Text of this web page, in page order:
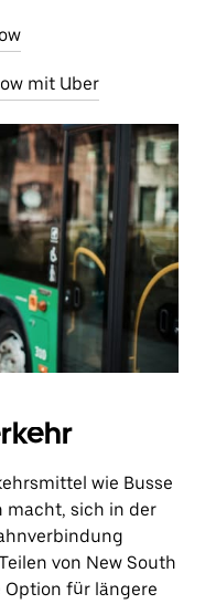
mit Uber
wie Busse
macht, sich in der
von New South
für längere